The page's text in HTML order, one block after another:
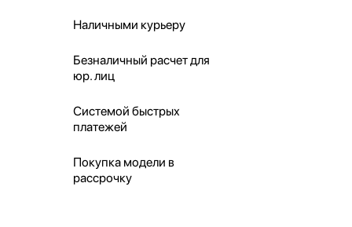
Наличными курьеру
Безналичный расчет для
юр. лиц
Системой быстрых
платежей
Покупка модели в
рассрочку